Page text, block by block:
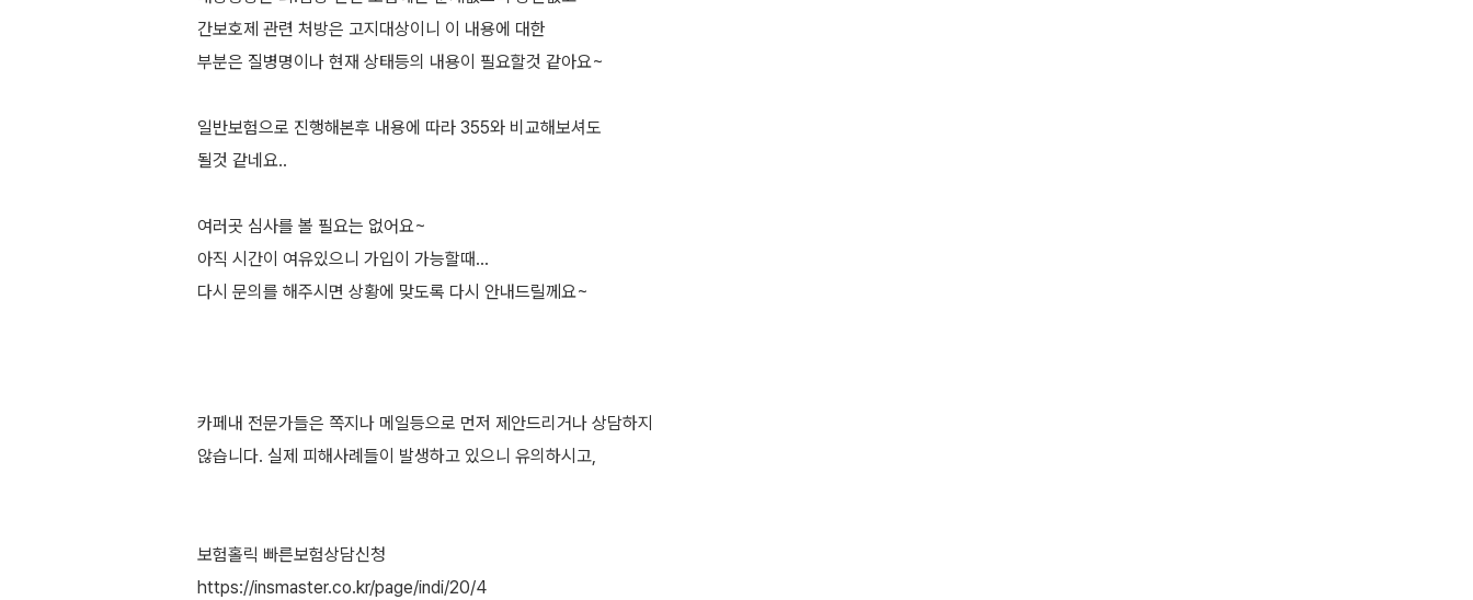
간보호제 관련 처방은 고지대상이니 이 내용에 대한
부분은 질병명이나 현재 상태등의 내용이 필요할것 같아요~
일반보험으로 진행해본후 내용에 따라 355와 비교해보셔도
될것 같네요..
여러곳 심사를 볼 필요는 없어요~
아직 시간이 여유있으니 가입이 가능할때...
다시 문의를 해주시면 상황에 맞도록 다시 안내드릴께요~
카페내 전문가들은 쪽지나 메일등으로 먼저 제안드리거나 상담하지
않습니다. 실제 피해사례들이 발생하고 있으니 유의하시고,
보험홀릭 빠른보험상담신청
https://insmaster.co.kr/page/indi/20/4